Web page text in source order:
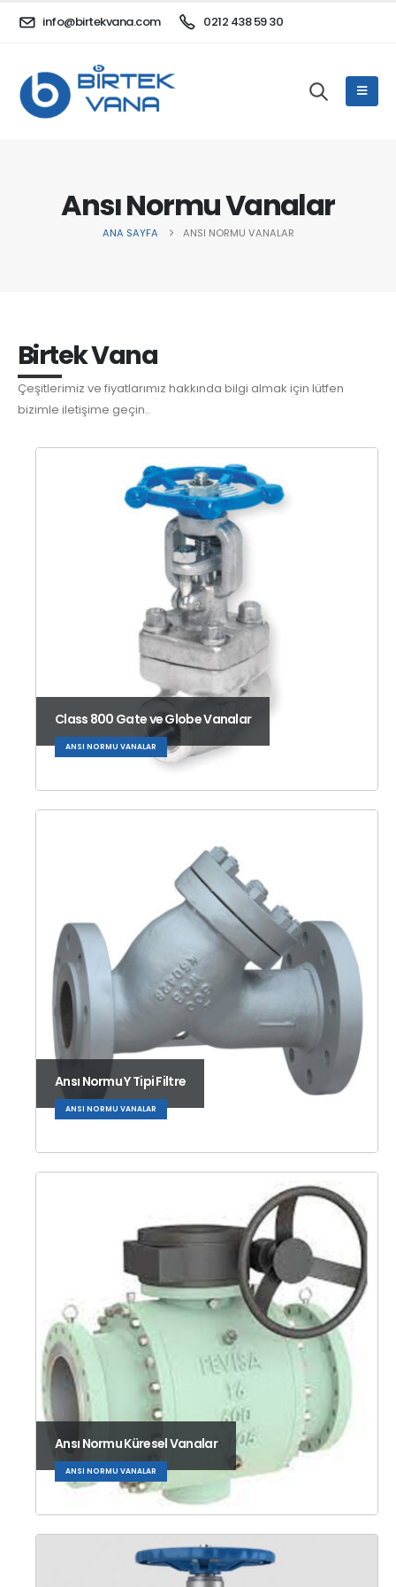
info@birtekvana.com 0212 438 59 30
Ansı Normu Vanalar
ANA SAYFA ANSI NORMU VANALAR
Birtek Vana
Çeşitlerimiz ve fiyatlarımız hakkında bilgi almak için lütfen
bizimle iletişime geçin..
Class 800 Gate ve Globe Vanalar
ANSI NORMU VANALAR
Ansı Normu Y Tipi Filtre
ANSI NORMU VANALAR
Ansı Normu Küresel Vanalar
ANSI NORMU VANALAR